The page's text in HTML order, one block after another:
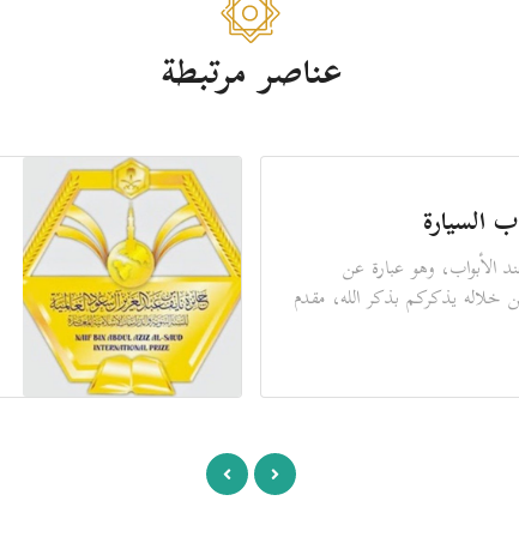
عناصر مرتبطة
السيارة
الأبواب، وهو عبارة عن
خلاله يذكركم بذكر الله، مقدم